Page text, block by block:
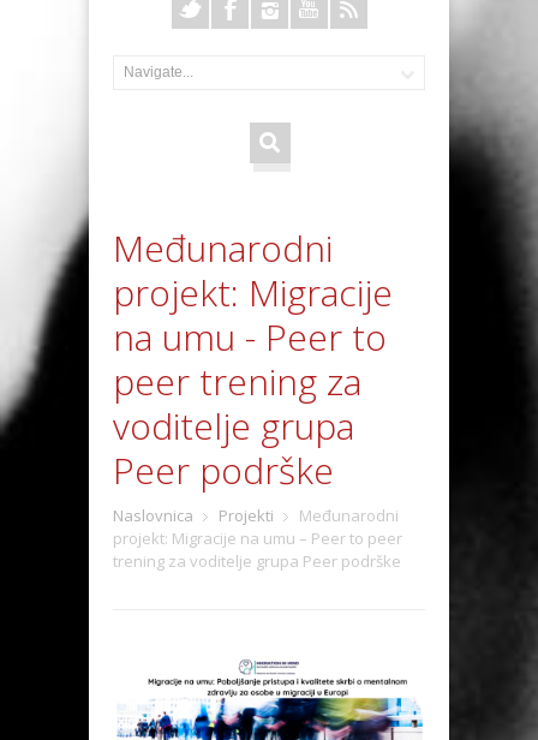
Međunarodni
projekt: Migracije
na umu - Peer to
peer trening za
voditelje grupa
Peer podrške
Naslovnica Projekti
Međunarodni
projekt: Migracije na umu – Peer to peer
trening za voditelje grupa Peer podrške